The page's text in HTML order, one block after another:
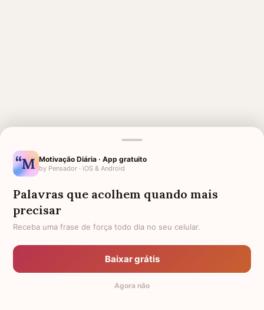
MENSAGENS RELACIONADAS
CIRURGIA
QUE FALECEU
HOMENAGEM PARA UMA IRMÃ
FALECIDA
FRASES DE ESPERANÇA PARA QUEM PERDEU O PAI
PARA QUEM PERDEU UM IRMÃO AMIGO QUE PERDEU O PAI
Motivação Diária · App gratuito
by Pensador · iOS & Android
Palavras que acolhem quando mais
precisar
Receba uma frase de força todo dia no seu celular.
Baixar grátis
Agora não